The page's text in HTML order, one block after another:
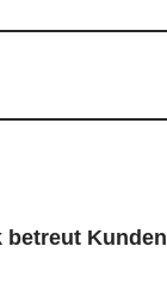
betreut Kunden